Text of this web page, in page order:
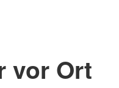
vor Ort